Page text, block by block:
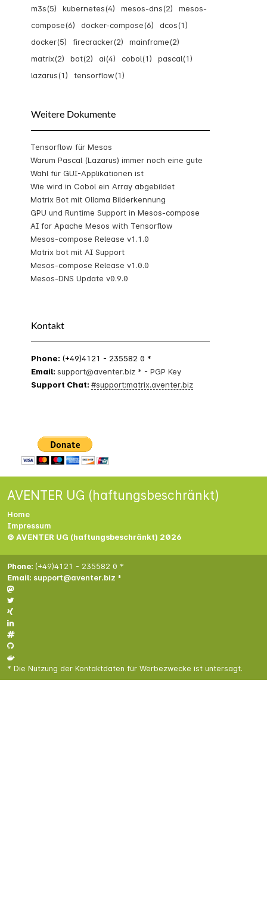
m3s(5)
kubernetes(4) mesos-dns(2)
mesos-
compose(6)
docker-compose(6)
dcos(1)
docker(5)
firecracker(2)
mainframe(2)
matrix(2)
bot(2) ai(4) cobol(1)
pascal(1)
lazarus(1)
tensorflow(1)
Weitere Dokumente
Tensorflow für Mesos
Warum Pascal (Lazarus) immer noch eine gute
Wahl für GUI-Applikationen ist
Wie wird in Cobol ein Array abgebildet
Matrix Bot mit Ollama Bilderkennung
GPU und Runtime Support in Mesos-compose
AI for Apache Mesos with Tensorflow
Mesos-compose Release v1.1.0
Matrix bot mit AI Support
Mesos-compose Release v1.0.0
Mesos-DNS Update v0.9.0
Kontakt
Phone: (+49)4121 - 235582 0 *
Email: support@aventer.biz * - PGP Key
Support Chat: #support:matrix.aventer.biz
AVENTER UG (haftungsbeschränkt)
Home
Impressum
© AVENTER UG (haftungsbeschränkt) 2026
Phone: (+49)4121 - 235582 0 *
Email: support@aventer.biz *
* Die Nutzung der Kontaktdaten für Werbezwecke ist untersagt.